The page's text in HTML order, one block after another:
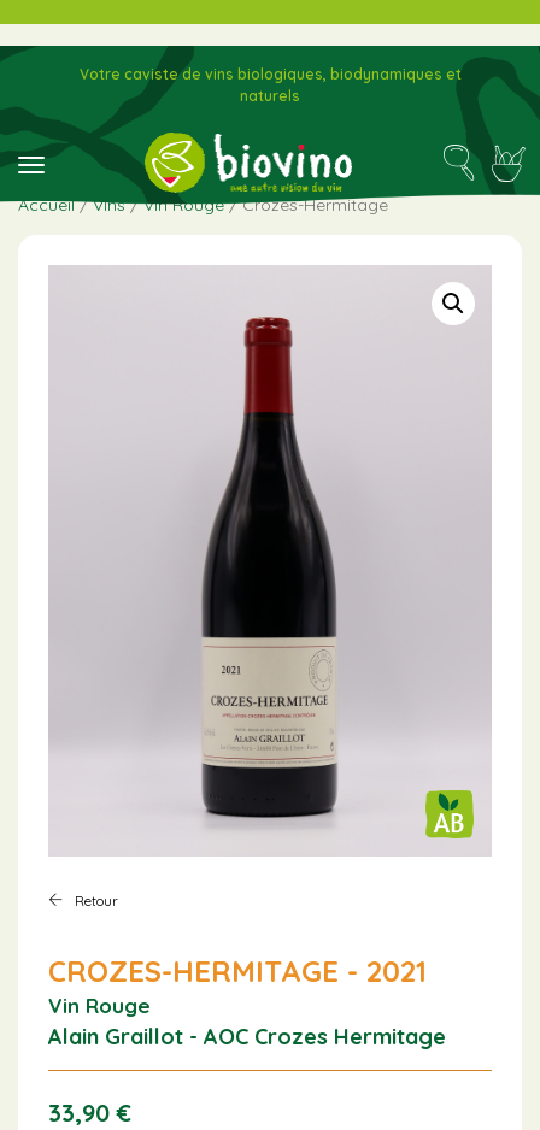
toggle navigation
Votre caviste de vins biologiques, biodynamiques et
naturels
Accueil/Vins/Vin Rouge/ Crozes-Hermitage
Retour
CROZES-HERMITAGE - 2021
Vin Rouge
Alain Graillot - AOC Crozes Hermitage
33,90€